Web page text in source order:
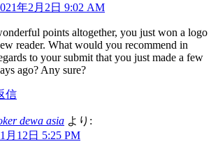
年2月2日 9:02 AM
points altogether, you just won a logo
reader. What would you recommend in
to your submit that you just made a few
ago? Any sure?
信
dewa asia より:
月12日 5:25 PM